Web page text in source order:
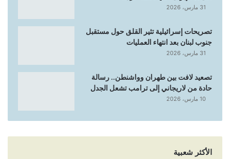
31 مارس، 2026
تصريحات إسرائيلية تثير القلق حول مستقبل
جنوب لبنان بعد انتهاء العمليات
31 مارس، 2026
تصعيد لافت بين طهران وواشنطن.. رسالة
حادة من لاريجاني إلى ترامب تشعل الجدل
10 مارس، 2026
الأكثر شعبية